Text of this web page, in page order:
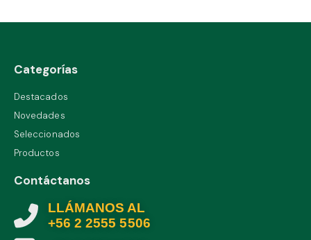
Categorías
Destacados
Novedades
Seleccionados
Productos
Contáctanos
LLÁMANOS AL
+56 2 2555 5506